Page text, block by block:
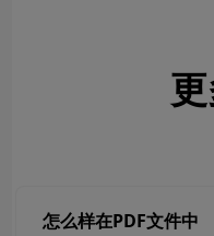
怎么样在PDF文件中